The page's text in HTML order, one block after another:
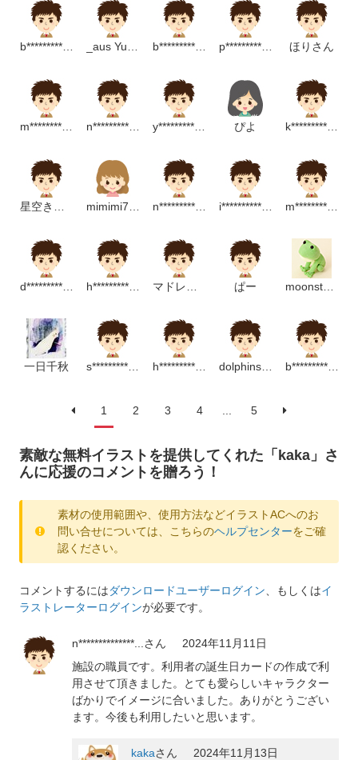
b*********************p _aus Yukky b*************************m p**************************m ほりさん
m******************p n*****************m y***********p ぴよ k**************p
星空きらり mimimi777 n*********************m i***************************m m********************p
d******************p h***********************m マドレーヌ ぱー moonstone
一日千秋 s****************************m h**********************m dolphinsmile b*****************************p
1 2 3 4 5
素敵な無料イラストを提供してくれた「kaka」さ
んに応援のコメントを贈ろう！
素材の使用範囲や、使用方法などイラストACへのお
問い合せについては、こちらのヘルプセンターをご確
認ください。
コメントするにはダウンロードユーザーログイン 、もしくはイ
ラストレーターログインが必要です。
n**************... さん
2024年11月11日
施設の職員です。利用者の誕生日カードの作成で利
用させて頂きました。とても愛らしいキャラクター
ばかりでイメージに合いました。ありがとうござい
ます。今後も利用したいと思います。
kakaさん
2024年11月13日